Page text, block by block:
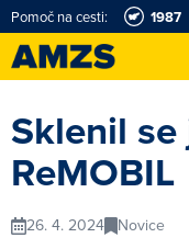
Pomoč na cesti: 1987
Sklenil
ReMOBIL
26. 4. 2024 Novice